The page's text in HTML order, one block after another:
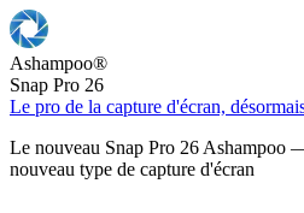
Ashampoo®
Snap Pro 26
Le pro de la capture d'écran,
Le nouveau Snap Pro 26 Ashampoo
nouveau type de capture d'écran